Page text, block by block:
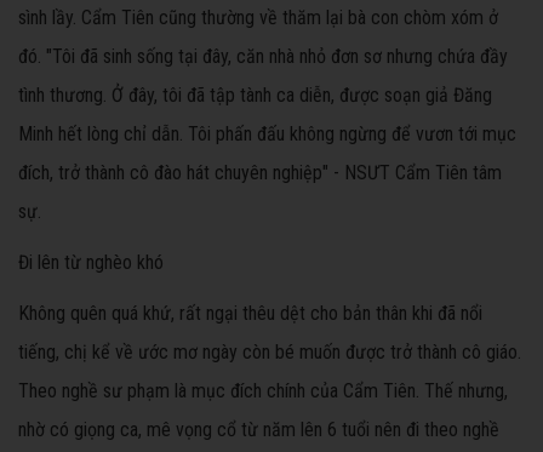
sình lầy. Cẩm Tiên cũng thường về thăm lại bà con chòm xóm ở
đó. "Tôi đã sinh sống tại đây, căn nhà nhỏ đơn sơ nhưng chứa đầy
tình thương. Ở đây, tôi đã tập tành ca diễn, được soạn giả Đăng
Minh hết lòng chỉ dẫn. Tôi phấn đấu không ngừng để vươn tới mục
đích, trở thành cô đào hát chuyên nghiệp" - NSƯT Cẩm Tiên tâm
sự.
Đi lên từ nghèo khó
Không quên quá khứ, rất ngại thêu dệt cho bản thân khi đã nổi
tiếng, chị kể về ước mơ ngày còn bé muốn được trở thành cô giáo.
Theo nghề sư phạm là mục đích chính của Cẩm Tiên. Thế nhưng,
nhờ có giọng ca, mê vọng cổ từ năm lên 6 tuổi nên đi theo nghề